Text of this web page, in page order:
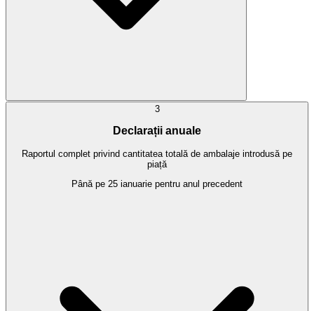
3
Declarații anuale
Raportul complet privind cantitatea totală de ambalaje introdusă pe
piață
Până pe 25 ianuarie pentru anul precedent